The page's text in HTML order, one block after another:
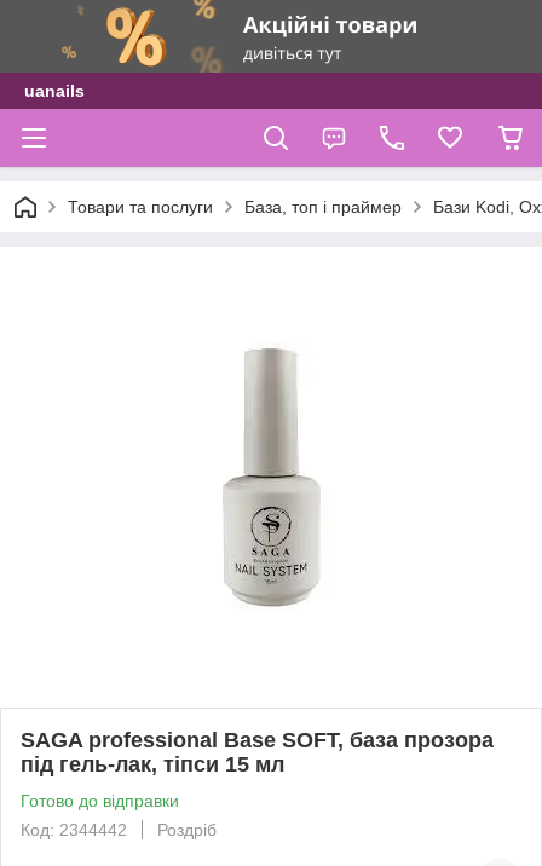
uanails
Товари та послуги База, топ і праймер Бази Kodi,
SAGA professional Base SOFT, база прозора
під гель-лак, тіпси 15 мл
Готово до відправки
Код: 2344442
Роздріб